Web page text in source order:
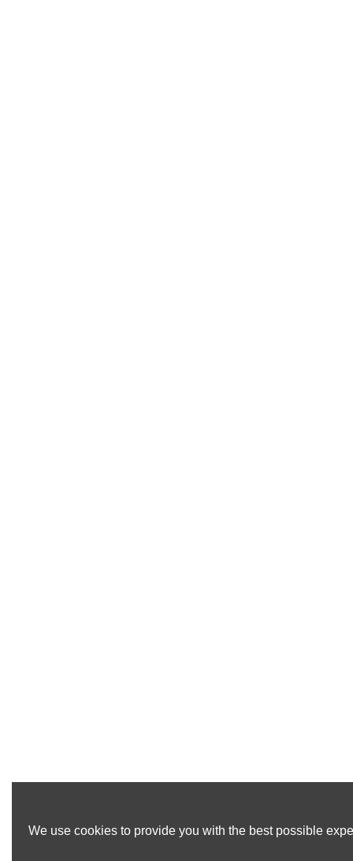
We use cookies to provide you with the best possible